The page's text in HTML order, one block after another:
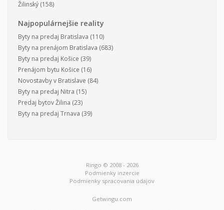
Žilinský (158)
Najpopulárnejšie reality
Byty na predaj Bratislava (110)
Byty na prenájom Bratislava (683)
Byty na predaj Košice (39)
Prenájom bytu Košice (16)
Novostavby v Bratislave (84)
Byty na predaj Nitra (15)
Predaj bytov Žilina (23)
Byty na predaj Trnava (39)
Ringo © 2008 - 2026
Podmienky inzercie
Podmienky spracovania údajov
Getwingu.com